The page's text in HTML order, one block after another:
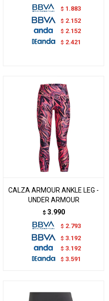
$ 1.883
$ 2.152
$ 2.152
$ 2.421
CALZA ARMOUR ANKLE LEG -
UNDER ARMOUR
$ 3.990
$ 2.793
$ 3.192
$ 3.192
$ 3.591